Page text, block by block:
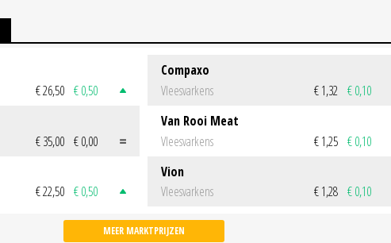
€ 26,50 € 0,50
€ 35,00 € 0,00
€ 22,50 € 0,50
Compaxo
Vleesvarkens
€ 1,32 € 0,10
Van Rooi Meat
Vleesvarkens
€ 1,25 € 0,10
Vion
Vleesvarkens
€ 1,28 € 0,10
MEER MARKTPRIJZEN